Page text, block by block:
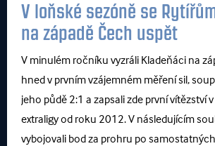
V loňské sezóně se
na západě Čech uspět
V minulém ročníku vyzráli Kladeňáci na
hned v prvním vzájemném měření sil,
jeho půdě 2:1 a zapsali zde první vítězství
extraligy od roku 2012. V následujícím
vybojovali bod za prohru po